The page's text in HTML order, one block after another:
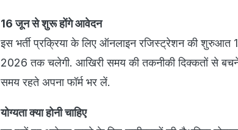
16 जून से शुरू होंगे आवेदन
इस भर्ती प्रक्रिया के लिए ऑनलाइन रजिस्ट्रेशन की
2026 तक चलेगी. आखिरी समय की तकनीकी दिक्कतों से बचने
समय रहते अपना फॉर्म भर लें.
योग्यता क्या होनी चाहिए